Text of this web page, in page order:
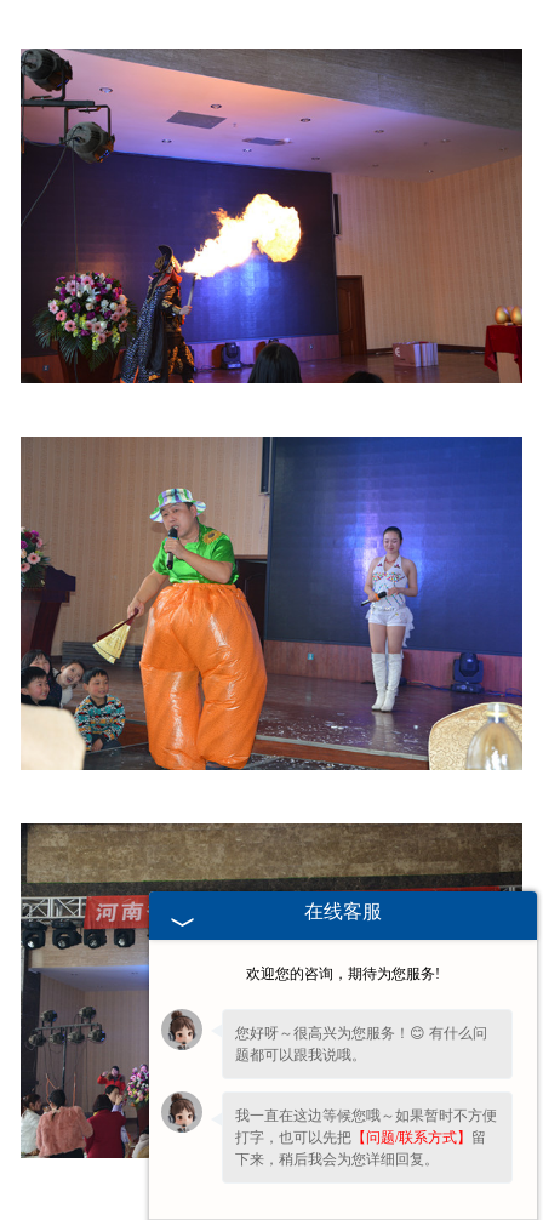
在线客服
欢迎您的咨询，期待为您服务!
您好呀～很高兴为您服务！😊 有什么问
题都可以跟我说哦。
我一直在这边等候您哦～如果暂时不方便
打字，也可以先把 【问题/联系方式】 留
下来，稍后我会为您详细回复。